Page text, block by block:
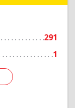
291
1
Подробнее